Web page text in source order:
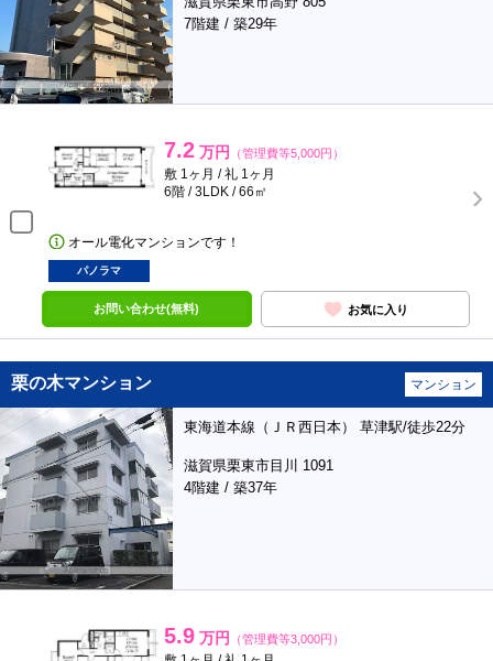
7階建 / 築29年
7.2 万円 （管理費等5,000円）
敷 1ヶ月 / 礼 1ヶ月
6階 / 3LDK / 66㎡
オール電化マンションです！
パノラマ
お問い合わせ(無料) お気に入り
栗の木マンション マンション
東海道本線（ＪＲ西日本） 草津駅/徒歩22分
滋賀県栗東市目川 1091
4階建 / 築37年
5.9 万円 （管理費等3,000円）